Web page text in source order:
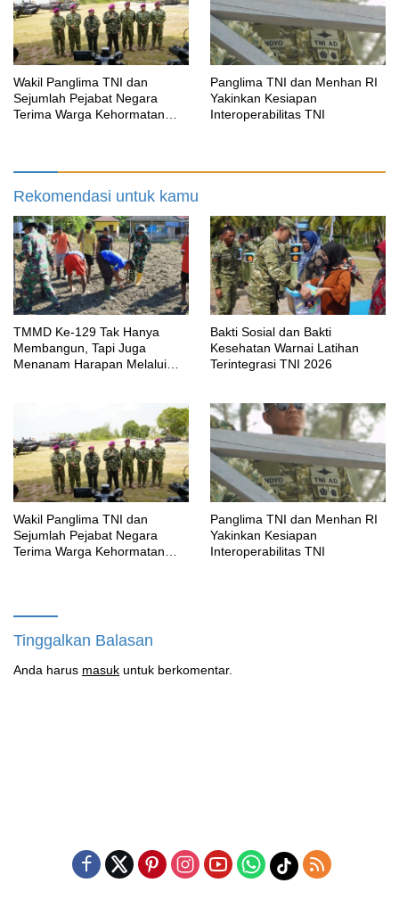
Wakil Panglima TNI dan
Sejumlah Pejabat Negara
Terima Warga Kehormatan
Panglima TNI dan Menhan RI
Yakinkan Kesiapan
Interoperabilitas TNI
Rekomendasi untuk kamu
TMMD Ke-129 Tak Hanya
Membangun, Tapi Juga
Menanam Harapan Melalui
Bakti Sosial dan Bakti
Kesehatan Warnai Latihan
Terintegrasi TNI 2026
Wakil Panglima TNI dan
Sejumlah Pejabat Negara
Terima Warga Kehormatan
Panglima TNI dan Menhan RI
Yakinkan Kesiapan
Interoperabilitas TNI
Tinggalkan Balasan
Anda harus masuk untuk berkomentar.